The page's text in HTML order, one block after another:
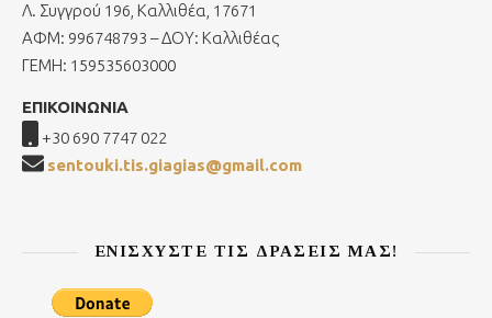
Λ. Συγγρού 196, Καλλιθέα, 17671
ΑΦΜ: 996748793 – ΔΟΥ: Καλλιθέας
ΓΕΜΗ: 159535603000
ΕΠΙΚΟΙΝΩΝΙΑ
+30 690 7747 022
sentouki.tis.giagias@gmail.com
ΕΝΙΣΧΎΣΤΕ ΤΙΣ ΔΡΆΣΕΙΣ ΜΑΣ!